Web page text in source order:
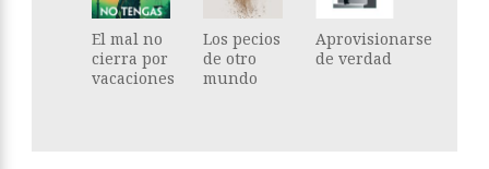
El mal no
cierra por
vacaciones
Los pecios
de otro
mundo
Aprovisionarse
de verdad